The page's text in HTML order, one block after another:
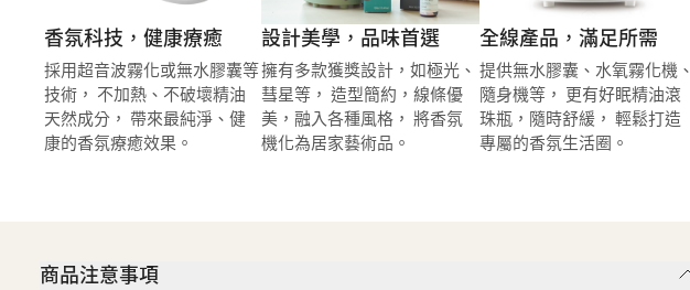
香氛科技，健康療癒
採用超音波霧化或無水膠囊等
技術， 不加熱、不破壞精油
天然成分， 帶來最純淨、健
康的香氛療癒效果。
設計美學，品味首選
擁有多款獲獎設計，如極光、
彗星等， 造型簡約，線條優
美，融入各種風格， 將香氛
機化為居家藝術品。
全線產品，滿足所需
提供無水膠囊、水氧霧化機、
隨身機等， 更有好眠精油滾
珠瓶，隨時舒緩， 輕鬆打造
專屬的香氛生活圈。
商品注意事項